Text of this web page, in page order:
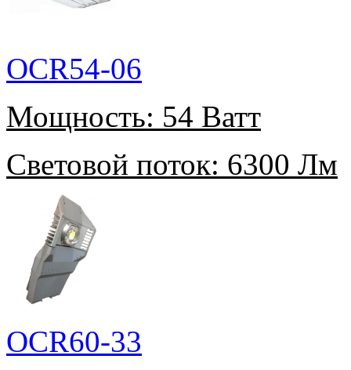
OCR54-06
Мощность: 54 Ватт
Световой поток: 6300 Лм
OCR60-33